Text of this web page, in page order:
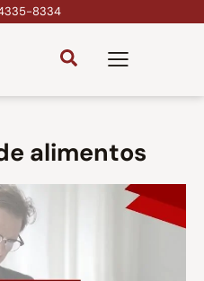
8334
alimentos